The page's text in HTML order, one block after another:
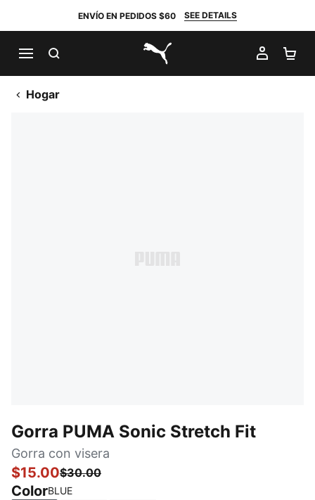
ENVÍO EN PEDIDOS $60 SEE DETAILS
PUMA.com
MI
Hogar
Gorra PUMA Sonic Stretch Fit
Gorra con visera
$15.00$30.00
ColorBLUE